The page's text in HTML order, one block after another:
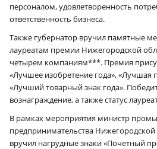
персоналом, удовлетворенность
ответственность бизнеса.
Также губернатор вручил памятные
лауреатам премии Нижегородской
четырем компаниям***. Премия
«Лучшее изобретение года», «Лучшая
«Лучший товарный знак года».
вознаграждение, а также статус
В рамках мероприятия министр
предпринимательства
вручил нагрудные знаки «Почетный